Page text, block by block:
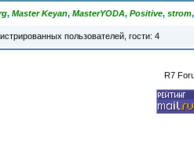
, Master Keyan, MasterYODA, Positive, strom
пользователей, гости: 4
R7